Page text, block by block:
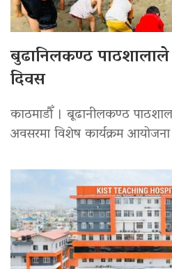
बुढानिलकण्ठ पाठशालाले
दिवस
काठमाडौँ । बूढानीलकण्ठ
अवसरमा विशेष कार्यक्रम